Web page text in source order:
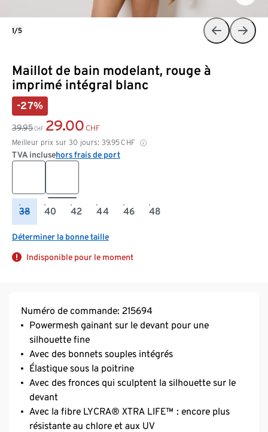
Maillot de bain modelant, rouge à
imprimé intégral blanc
-27%
39.95 CHF 29.00 CHF
Meilleur prix sur 30 jours: 39.95CHF
TVA inclusehors frais de port
38 40 42 44 46 48
Déterminer la bonne taille
Indisponible pour le moment
1/5
Numéro de commande: 215694
Powermesh gainant sur le devant pour une
silhouette fine
Avec des bonnets souples intégrés
Élastique sous la poitrine
Avec des fronces qui sculptent la silhouette sur le
devant
Avec la fibre LYCRA® XTRA LIFE™ : encore plus
résistante au chlore et aux UV